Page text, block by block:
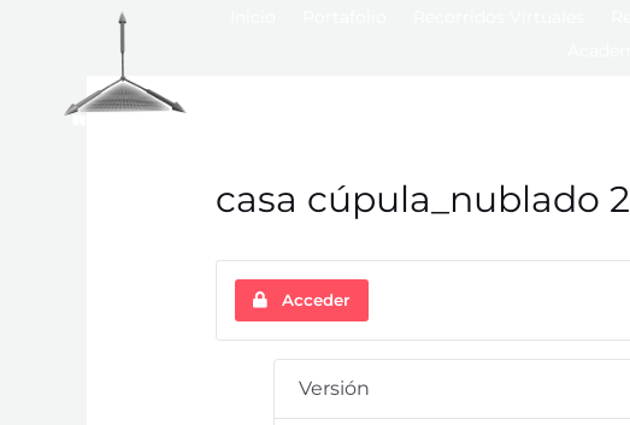
casa cúpula_nublado 2
Acceder
Versión